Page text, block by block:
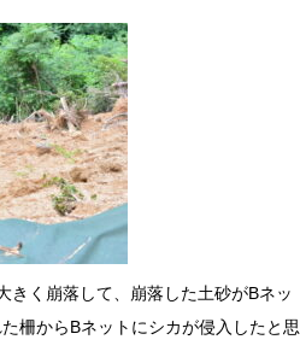
きく崩落して、崩落した土砂がBネッ
柵からBネットにシカが侵入したと思